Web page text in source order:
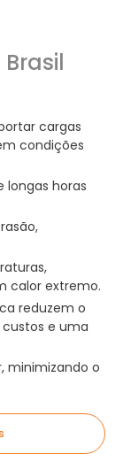
cargas
condições
longas horas
calor extremo.
reduzem o
e uma
minimizando o